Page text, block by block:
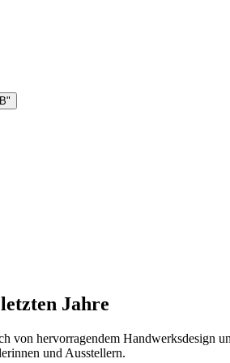
Jahre
von hervorragendem Handwerksdesign
und Ausstellern.